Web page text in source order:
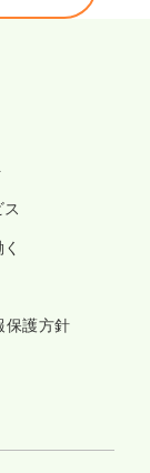
保護方針